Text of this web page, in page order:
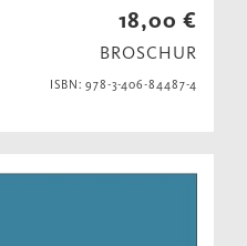
18,00 €
BROSCHUR
ISBN: 978-3-406-84487-4